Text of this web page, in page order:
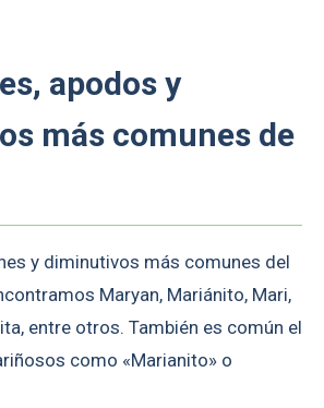
apodos y
más comunes de
y diminutivos más comunes del
Maryan, Mariánito, Mari,
entre otros. También es común el
como «Marianito» o